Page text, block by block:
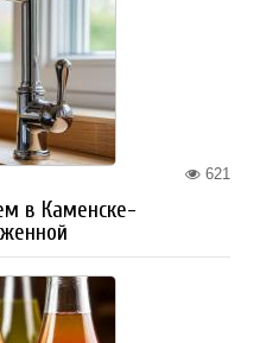
621
в Каменске-